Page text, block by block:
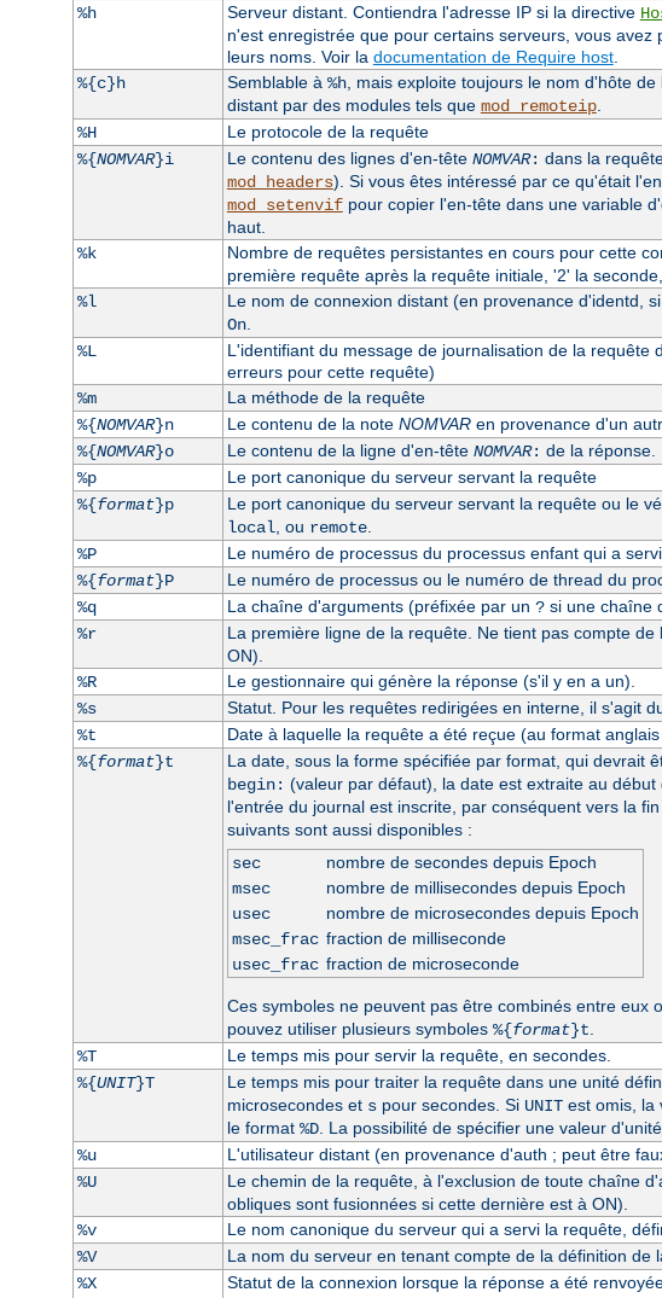
%h
Serveur distant. Contiendra l'adresse IP si la directive
n'est enregistrée que pour certains serveurs, vous
leurs noms. Voir la documentation de Require host.
%{c}h
Semblable à %h, mais exploite toujours le nom d'hôte
distant par des modules tels que mod_remoteip.
%H
Le protocole de la requête
%{NOMVAR}i Le contenu des lignes d'en-tête NOMVAR: dans la
mod_headers). Si vous êtes intéressé par ce qu'était
mod_setenvifpour copier l'en-tête dans une variable
haut.
%k
Nombre de requêtes persistantes en cours pour cette
première requête après la requête initiale, '2' la
%l
Le nom de connexion distant (en provenance d'identd,
On.
%L
L'identifiant du message de journalisation de la
erreurs pour cette requête)
%m
La méthode de la requête
%{NOMVAR}n Le contenu de la note NOMVARen provenance d'un
%{NOMVAR}o Le contenu de la ligne d'en-tête NOMVAR: de la réponse.
%p
Le port canonique du serveur servant la requête
%{format}p Le port canonique du serveur servant la requête ou le
local , ou remote.
%P
Le numéro de processus du processus enfant qui a
%{format}P Le numéro de processus ou le numéro de thread du
%q
La chaîne d'arguments (préfixée par un ?si une chaîne
%r
La première ligne de la requête. Ne tient pas compte de
ON).
%R
Le gestionnaire qui génère la réponse (s'il y en a un).
%s
Statut. Pour les requêtes redirigées en interne, il s'agit
%t
Date à laquelle la requête a été reçue (au format
%{format}t La date, sous la forme spécifiée par format, qui devrait
begin: (valeur par défaut), la date est extraite au
l'entrée du journal est inscrite, par conséquent vers la
suivants sont aussi disponibles :
sec
nombre de secondes depuis Epoch
msec
nombre de millisecondes depuis Epoch
usec
nombre de microsecondes depuis Epoch
msec_frac fraction de milliseconde
usec_frac fraction de microseconde
Ces symboles ne peuvent pas être combinés entre eux
pouvez utiliser plusieurs symboles %{format}t
%T
Le temps mis pour servir la requête, en secondes.
%{UNIT}T Le temps mis pour traiter la requête dans une unité
microsecondes et spour secondes. Si UNITest omis, la
le format %D. La possibilité de spécifier une valeur
%u
L'utilisateur distant (en provenance d'auth ; peut être
%U
Le chemin de la requête, à l'exclusion de toute chaîne
obliques sont fusionnées si cette dernière est à ON).
%v
Le nom canonique du serveur qui a servi la requête,
%V
La nom du serveur en tenant compte de la définition de
%X
Statut de la connexion lorsque la réponse a été